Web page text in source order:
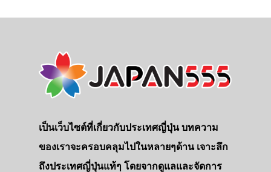
เป็นเว็บไซต์ที่เกี่ยวกับประเทศญี่ปุ่น บทความ
ของเราจะครอบคลุมไปในหลายๆด้าน เจาะลึก
ถึงประเทศญี่ปุ่นแท้ๆ โดยจากดูแลและจัดการ